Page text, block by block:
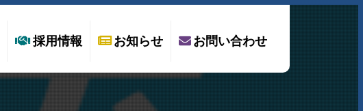
採用情報 お知らせ お問い合わせ